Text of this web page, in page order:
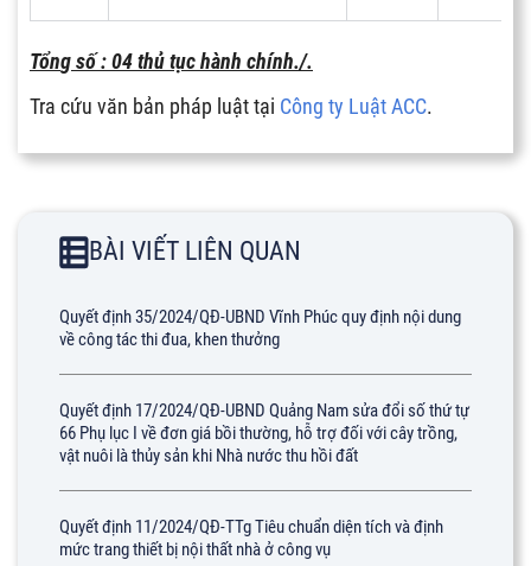
Tổngsố: 04 thủ tục hành chính./.
Tra cứu văn bản pháp luật tại Công ty Luật ACC.
BÀI VIẾT LIÊN QUAN
Quyết định 35/2024/QĐ-UBND Vĩnh Phúc quy định nội dung
về công tác thi đua, khen thưởng
Quyết định 17/2024/QĐ-UBND Quảng Nam sửa đổi số thứ tự
66 Phụ lục I về đơn giá bồi thường, hỗ trợ đối với cây trồng,
vật nuôi là thủy sản khi Nhà nước thu hồi đất
Quyết định 11/2024/QĐ-TTg Tiêu chuẩn diện tích và định
mức trang thiết bị nội thất nhà ở công vụ